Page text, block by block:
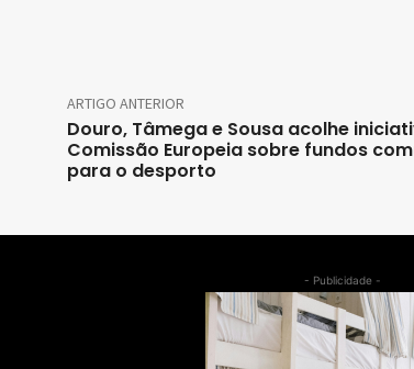
ARTIGO ANTERIOR
Douro, Tâmega e Sousa acolhe
Comissão Europeia sobre fundos
para o desporto
- Publicidade -